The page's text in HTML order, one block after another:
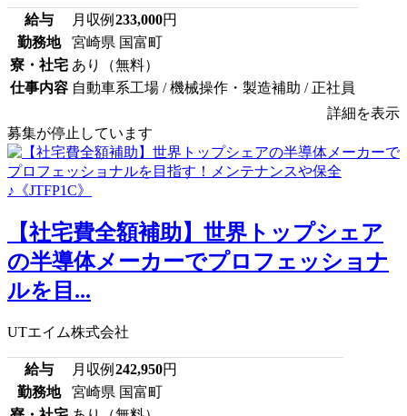
給与 月収例 233,000円
勤務地
宮崎県 国富町
寮・社宅 あり（無料）
仕事内容 自動車系工場 / 機械操作・製造補助 / 正社員
詳細を表示
募集が停止しています
【社宅費全額補助】世界トップシェア
の半導体メーカーでプロフェッショナ
ルを目...
UTエイム株式会社
給与 月収例 242,950円
勤務地
宮崎県 国富町